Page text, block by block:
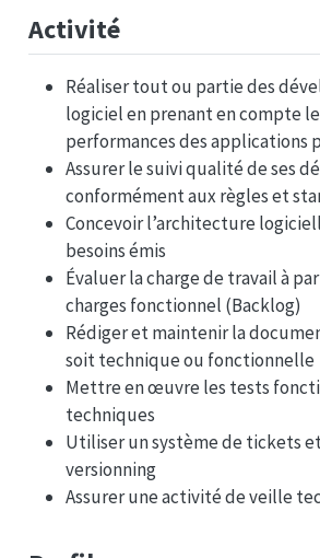
Activité
Réaliser tout ou partie des
logiciel en prenant en compte
performances des applications
Assurer le suivi qualité de ses
conformément aux règles et
Concevoir l’architecture
besoins émis
Évaluer la charge de travail à
charges fonctionnel (Backlog)
Rédiger et maintenir la
soit technique ou fonctionnelle
Mettre en œuvre les tests
techniques
Utiliser un système de tickets
versionning
Assurer une activité de veille